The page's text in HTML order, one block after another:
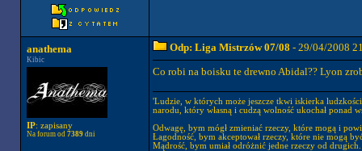
anathema
Kibic
IP: zapisany
Na forum od 7389dni
Odp: Liga Mistrzów 07/08 - 29/04/2008
Co robi na boisku te drewno Abidal?? Lyon
'Ludzie, w których może jeszcze tkwi iskierka
narodu, który własną i cudzą wolność ukochał ponad
Odwagę, bym mógł zmieniać rzeczy, które mogą i
Łagodność, bym akceptował rzeczy, które nie mogą
Mądrość, bym umiał odróżnić jedne rzeczy od drugich.